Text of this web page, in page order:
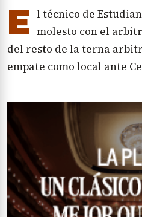
E l técnico de
molesto con el
del resto de la terna
empate como local ante